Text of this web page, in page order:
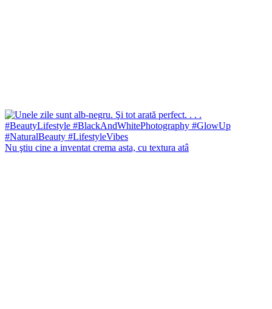
Nu ştiu cine a inventat crema asta, cu textura atâ